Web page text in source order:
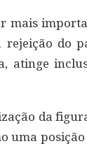
mais
do
atinge
da
uma